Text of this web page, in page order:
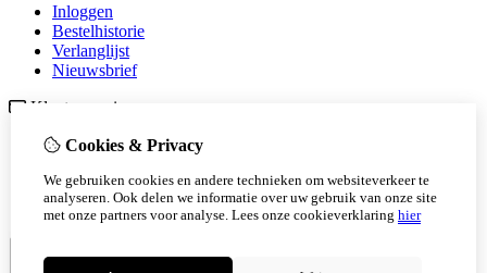
Inloggen
Bestelhistorie
Verlanglijst
Nieuwsbrief
Klantenservice
Contact
Sitemap
Veelgestelde vragen
Cookies & Privacy
We gebruiken cookies en andere technieken om websiteverkeer te
analyseren. Ook delen we informatie over uw gebruik van onze site
met onze partners voor analyse. Lees onze cookieverklaring hier